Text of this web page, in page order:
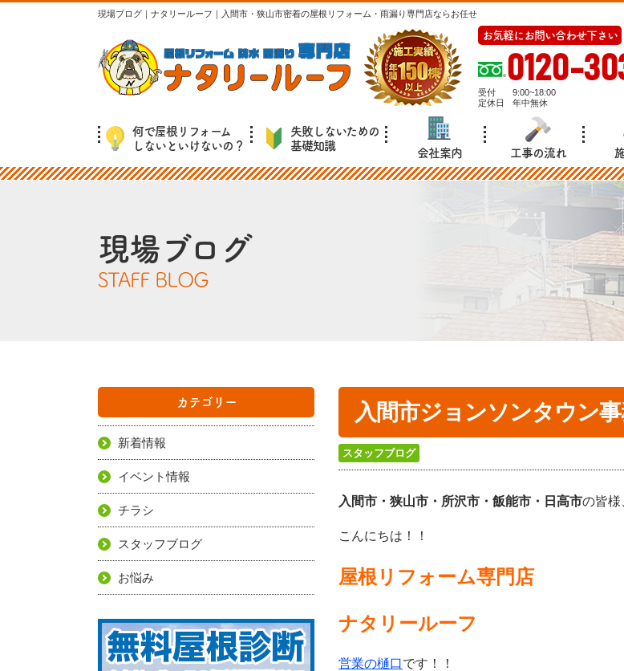
現場ブログ｜ナタリールーフ｜入間市・狭山市密着の屋根リフォーム・雨漏り専門店ならお任せ
お気軽にお問い合わせ下さい
0120-
受付
9:00~18:00
定休日
年中無休
何で屋根リフォーム
しないといけないの？
失敗しないための
基礎知識
会社案内 工事の流れ
現場ブログ
STAFF BLOG
入間市ジョンソンタウン
スタッフブログ
入間市・狭山市・所沢市・飯能市・日高市の皆様
こんにちは！！
屋根リフォーム専門店
ナタリールーフ
営業の樋口です！！
カテゴリー
新着情報
イベント情報
チラシ
スタッフブログ
お悩み